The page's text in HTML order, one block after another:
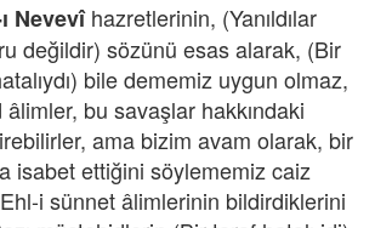
Nevevîhazretlerinin, (Yanıldılar
değildir) sözünü esas alarak, (Bir
bile dememiz uygun olmaz,
bu savaşlar hakkındaki
ama bizim avam olarak, bir
isabet ettiğini söylememiz caiz
i sünnet âlimlerinin bildirdiklerini